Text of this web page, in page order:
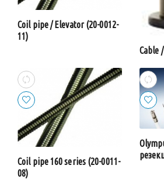
Coil pipe / Elevator (20-0012-
11)
Cable
Coil pipe 160 series (20-0011-
08)